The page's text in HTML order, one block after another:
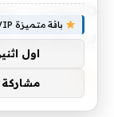
طلعات
بريطانيا
فريق
5 دقائق
باقة متميزة VIP (كود: AA38045):
اول